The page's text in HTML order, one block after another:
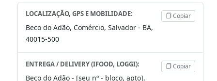
LOCALIZAÇÃO, GPS E MOBILIDADE:
Beco do Adão, Comércio, Salvador - BA,
40015-500
Copiar
ENTREGA / DELIVERY (IFOOD, LOGGI):
Beco do Adão - [seu nº - bloco, apto],
Copiar